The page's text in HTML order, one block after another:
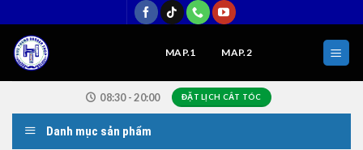
to
content
MAP.1 MAP.2
08:30 - 20:00 ĐẶT LỊCH CẮT TÓC
Danh mục sản phẩm